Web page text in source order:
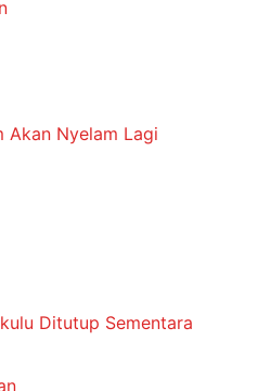
Akan Nyelam Lagi
Ditutup Sementara